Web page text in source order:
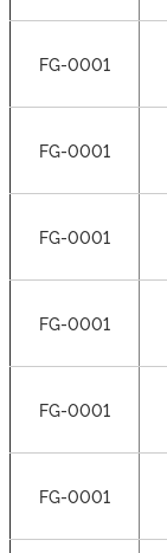
FG-0001
FG-0001
FG-0001
FG-0001
FG-0001
FG-0001